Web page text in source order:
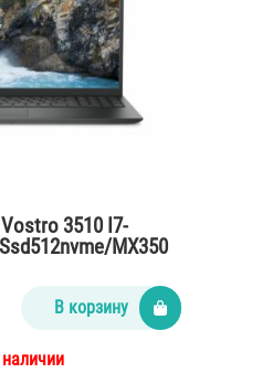
3510 I7-
MX350
В корзину